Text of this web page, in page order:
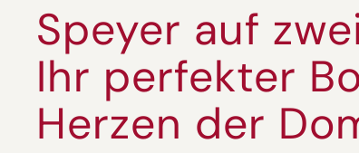
Speyer auf
Ihr perfekter
Herzen der